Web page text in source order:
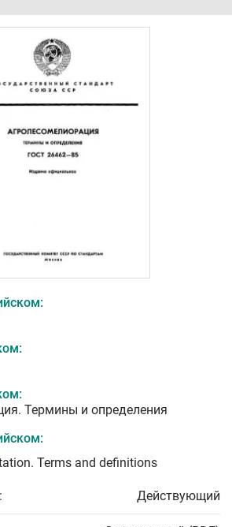
Термины и определения
Terms and definitions
Действующий